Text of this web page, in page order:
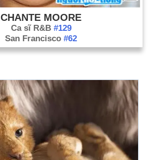
CHANTE MOORE
Ca sĩ R&B #129
San Francisco #62